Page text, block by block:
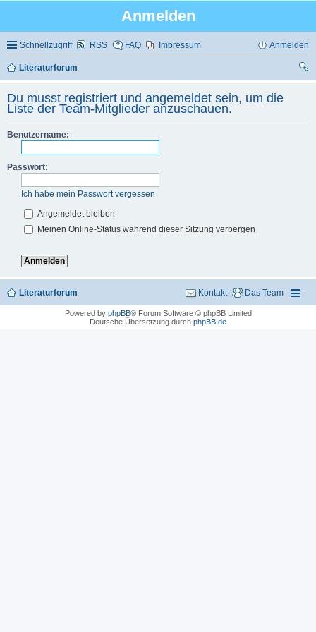
Anmelden
Schnellzugriff RSS FAQ Impressum Anmelden
Literaturforum
Du musst registriert und angemeldet sein, um die
Liste der Team-Mitglieder anzuschauen.
Benutzername:
Passwort:
Ich habe mein Passwort vergessen
Angemeldet bleiben
Meinen Online-Status während dieser Sitzung verbergen
Literaturforum Das Team
Kontakt
Powered by phpBB® Forum Software © phpBB Limited
Deutsche Übersetzung durch phpBB.de